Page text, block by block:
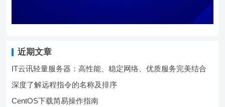
近期文章
IT云讯轻量服务器：高性能、稳定网络、优质服务完美结合
深度了解远程指令的名称及排序
CentOS下载简易操作指南